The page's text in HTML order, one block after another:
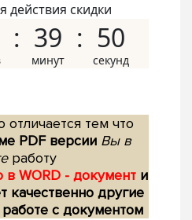
действия скидки
39 49
тем что
PDF версии Вы в
работу
WORD - документ и
качественно другие
с документом